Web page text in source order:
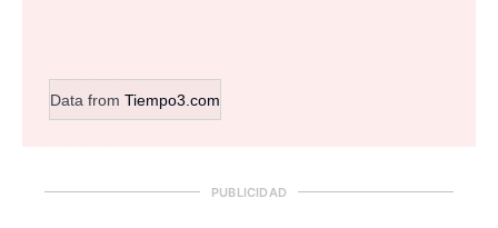
Data from Tiempo3.com
PUBLICIDAD